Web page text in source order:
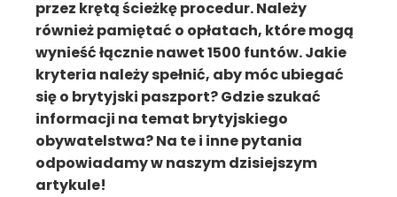
przez krętą ścieżkę procedur. Należy
również pamiętać o opłatach, które mogą
wynieść łącznie nawet 1500 funtów. Jakie
kryteria należy spełnić, aby móc ubiegać
się o brytyjski paszport? Gdzie szukać
informacji na temat brytyjskiego
obywatelstwa? Na te i inne pytania
odpowiadamy w naszym dzisiejszym
artykule!